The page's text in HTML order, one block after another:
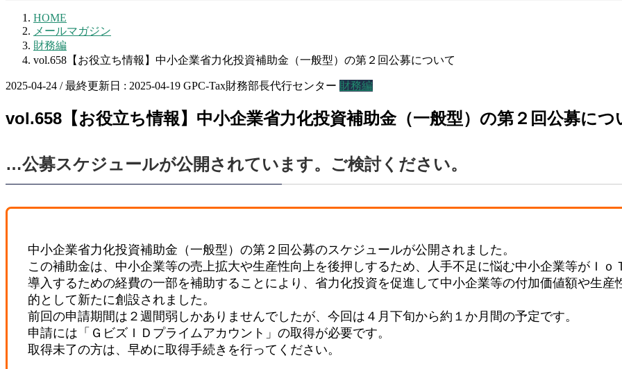
HOME
メールマガジン
財務編
vol.658【お役立ち情報】中小企業省力化投資補助金（一般型）の第２回公募について
2025-04-24 / 最終更新日 : 2025-04-19 GPC-Tax財務部長代行センター 財務編
vol.658【お役立ち情報】中小企業省力化投資補助金（一般型）の第２回公募につ
…公募スケジュールが公開されています。ご検討ください。
中小企業省力化投資補助金（一般型）の第２回公募のスケジュールが公開されました。
この補助金は、中小企業等の売上拡大や生産性向上を後押しするため、人手不足に悩む中小企業等がＩ
導入するための経費の一部を補助することにより、省力化投資を促進して中小企業等の付加価値額や生
的として新たに創設されました。
前回の申請期間は２週間弱しかありませんでしたが、今回は４月下旬から約１か月間の予定です。
申請には「ＧビズＩＤプライムアカウント」の取得が必要です。
取得未了の方は、早めに取得手続きを行ってください。